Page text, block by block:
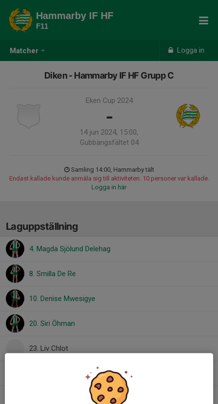
Matcher Logga in
Hammarby IF HF
F11
Diken - Hammarby IF HF Grupp C
Eken Cup 2024
-
14 jun 2024, 15:00,
Gubbängsfältet 04
Samling 14:00, Hammarby tält
Endast kallade kunde anmäla sig till aktiviteten. 10 personer var kallade.
Logga in här
Laguppställning
4. Magda Sjölund Delehag
8. Smilla De Re
10. Denise Mwesigye
20. Siri Öhman
23. Liv Chlot
24. Sonja Rönnbäck
26. Justine Auvray Seth